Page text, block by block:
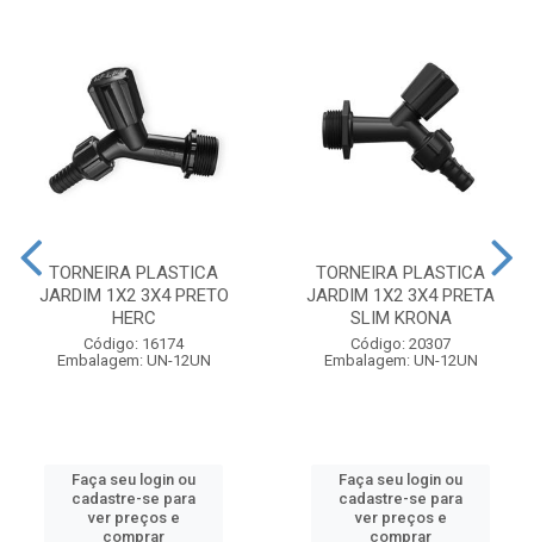
TORNEIRA PLASTICA
JARDIM 1X2 3X4 PRETO
HERC
Código: 16174
Embalagem: UN-12UN
Faça seu login ou
cadastre-se para
ver preços e
comprar
TORNEIRA PLASTICA
JARDIM 1X2 3X4 PRETA
SLIM KRONA
Código: 20307
Embalagem: UN-12UN
Faça seu login ou
cadastre-se para
ver preços e
comprar